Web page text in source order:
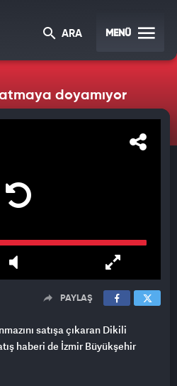
ARA MENÜ
doyamıyor
PAYLAŞ
satışa çıkaran Dikili
haberi de İzmir Büyükşehir